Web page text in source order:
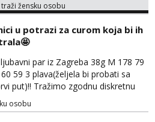
- Kod: #128
min
- Kod: #123
solo. Zgodan sam i diskretan,sliku
Kontakt 0958759047
žensku osobu
u potrazi za curom koja bi ih
par iz Zagreba 38g M 178 79
59 3 plava(željela bi probati sa
put)!! Tražimo zgodnu diskretnu
bi nas promatrala dok imamo
Može se pridruziti ali i ne
osobu